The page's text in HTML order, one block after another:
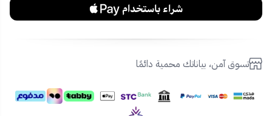
تسوق آمن، بياناتك محمية دائمًا